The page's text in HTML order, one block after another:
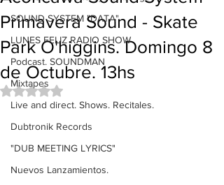
SOUND SYSTEM "DATA"
LUNES FELIZ RADIO SHOW
Podcast. SOUNDMAN
Mixtapes
Live and direct. Shows. Recitales.
Dubtronik Records
"DUB MEETING LYRICS"
Nuevos Lanzamientos.
Primavera Sound - Skate
Park O'higgins. Domingo 8
de Octubre. 13hs
Obtuvo NaN de 5 estrellas.